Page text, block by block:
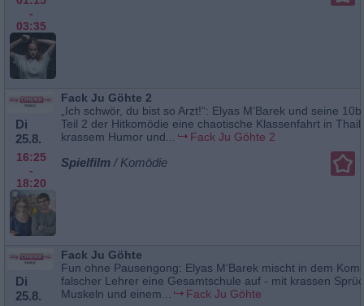
-
03:35
Di
25.8.
16:25
-
18:20
Fack Ju Göhte 2
„Ich schwör, du bist so Arzt!“: Elyas M‘Barek und seine
Teil 2 der Hitkomödie eine chaotische Klassenfahrt in
krassem Humor und...
Fack Ju Göhte 2
Spielfilm / Komödie
Di
25.8.
Fack Ju Göhte
Fun ohne Pausengong: Elyas M‘Barek mischt in dem
falscher Lehrer eine Gesamtschule auf - mit krassen
Muskeln und einem...
Fack Ju Göhte